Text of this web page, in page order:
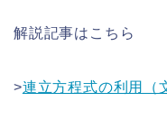
解説記事はこちら
>連立方程式の利用（